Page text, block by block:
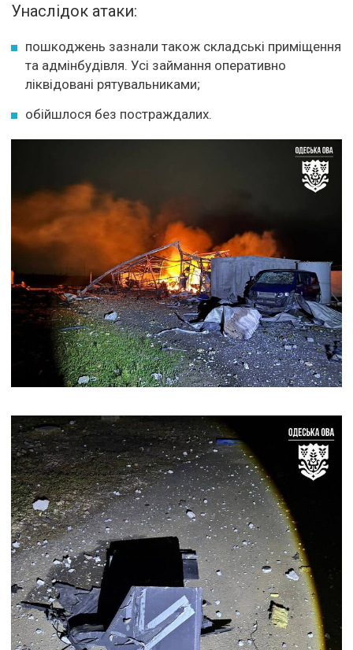
Унаслідок атаки:
пошкоджень зазнали також складські приміщення
та адмінбудівля. Усі займання оперативно
ліквідовані рятувальниками;
обійшлося без постраждалих.